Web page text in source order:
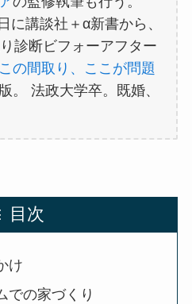
に講談社＋α新書から、
診断ビフォーアフター
この間取り、ここが問題
。 法政大学卒。既婚、
目次
け
での家づくり